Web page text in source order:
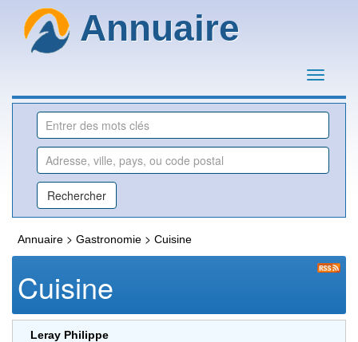
Annuaire
Annuaire > Gastronomie > Cuisine
Cuisine
Leray Philippe